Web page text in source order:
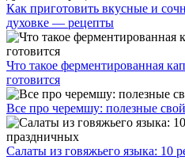
Как приготовить вкусные и
духовке — рецепты
Что такое ферментированная
готовится
Все про черемшу: полезные
Салаты из говяжьего языка: 10